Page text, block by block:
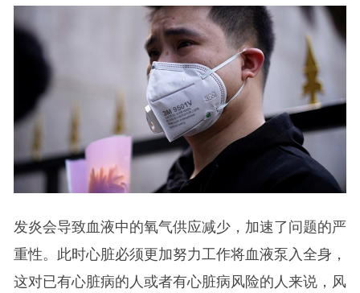
发炎会导致血液中的氧气供应减少，加速了问题的严
重性。此时心脏必须更加努力工作将血液泵入全身，
这对已有心脏病的人或者有心脏病风险的人来说，风